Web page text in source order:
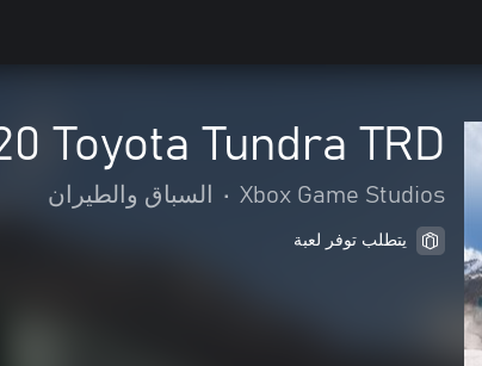
Toyota Tundra TRD
Xbox Game Studios
• السباق والطيران
يتطلب توفر لعبة